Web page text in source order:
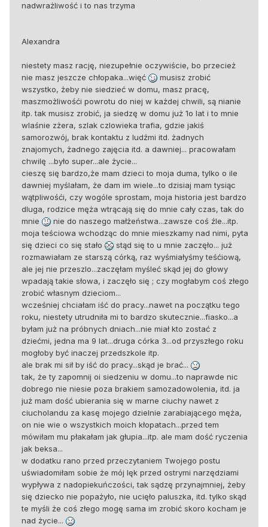
nadwrażliwość i to nas trzyma
Alexandra
niestety masz rację, niezupełnie oczywiście, bo przecież
nie masz jeszcze chłopaka...więć
musisz zrobić
wszystko, żeby nie siedzieć w domu, masz pracę,
maszmożliwośći powrotu do niej w każdej chwili, są nianie
itp. tak musisz zrobić, ja siedzę w domu już 1o lat i to mnie
wlaśnie zżera, szlak czlowieka trafia, gdzie jakiś
samorozwój, brak kontaktu z ludźmi itd. żadnych
znajomych, żadnego zajęcia itd. a dawniej... pracowałam
chwilę ...było super...ale życie...
cieszę się bardzo,że mam dzieci to moja duma, tylko o ile
dawniej myślałam, że dam im wiele...to dzisiaj mam tysiąc
wątpliwośći, czy wogóle sprostam, moja historia jest bardzo
dluga, rodzice męża wtrącają się do mnie cały czas, tak do
mnie
nie do naszego małżeństwa...zawsze coś źle...itp.
moja teściowa wchodząc do mnie mieszkamy nad nimi, pyta
się dzieci co się stało
stąd się to u mnie zaczęło... już
rozmawiałam ze starszą córką, raz wyśmiałyśmy teśćiową,
ale jej nie przeszlo...zaczęłam myśleć skąd jej do głowy
wpadają takie słowa, i zaczęło się ; czy mogłabym coś złego
zrobić własnym dzieciom...
wcześniej chciałam iść do pracy...nawet na początku tego
roku, niestety utrudniła mi to bardzo skutecznie...fiasko...a
byłam już na próbnych dniach...nie miał kto zostać z
dziećmi, jedna ma 9 lat...druga córka 3...od przyszłego roku
mogłoby być inaczej przedszkole itp.
ale brak mi sił by iść do pracy...skąd je brać...
tak, że ty zapomnij oi siedzeniu w domu...to naprawde nic
dobrego nie niesie poza brakiem samozadowolenia, itd. ja
już mam dość ubierania się w marne ciuchy nawet z
ciucholandu za kasę mojego dzielnie zarabiającego męża,
on nie wie o wszystkich moich kłopatach...przed tem
mówiłam mu płakałam jak głupia...itp. ale mam dość ryczenia
jak beksa...
w dodatku rano przed przeczytaniem Twojego postu
uświadomiłam sobie że mój lęk przed ostrymi narzędziami
wypływa z nadopiekuńczości, tak sądzę przynajmniej, żeby
się dziecko nie popażyło, nie ucięło paluszka, itd. tylko skąd
te myśli że coś złego mogę sama im zrobić skoro kocham je
nad życie...